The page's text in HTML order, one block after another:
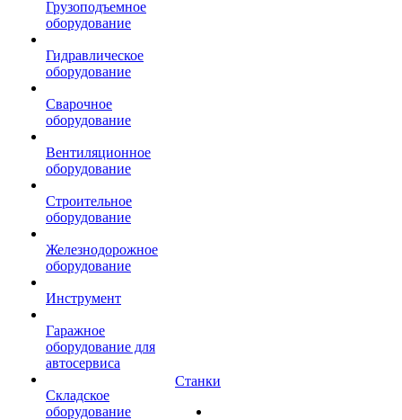
Грузоподъемное
оборудование
Гидравлическое
оборудование
Сварочное
оборудование
Вентиляционное
оборудование
Строительное
оборудование
Железнодорожное
оборудование
Инструмент
Гаражное
оборудование для
автосервиса
Складское
оборудование
Станки